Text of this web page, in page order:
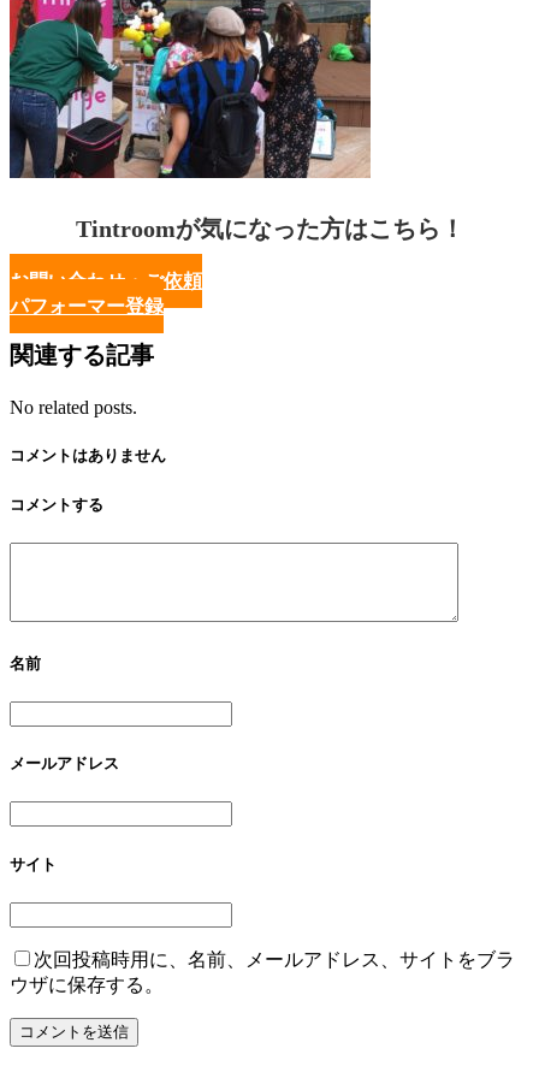
Tintroomが気になった方はこちら！
お問い合わせ・ご依頼
パフォーマー登録
関連する記事
No related posts.
コメントはありません
コメントする
名前
メールアドレス
サイト
次回投稿時用に、名前、メールアドレス、サイトをブラ
ウザに保存する。